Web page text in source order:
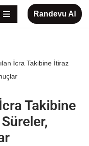
Randevu Al
İcra Takibine İtiraz
Takibine